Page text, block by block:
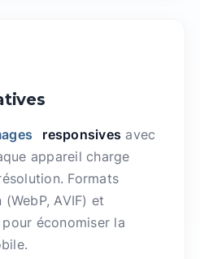
responsives avec
appareil charge
Formats
AVIF) et
économiser la